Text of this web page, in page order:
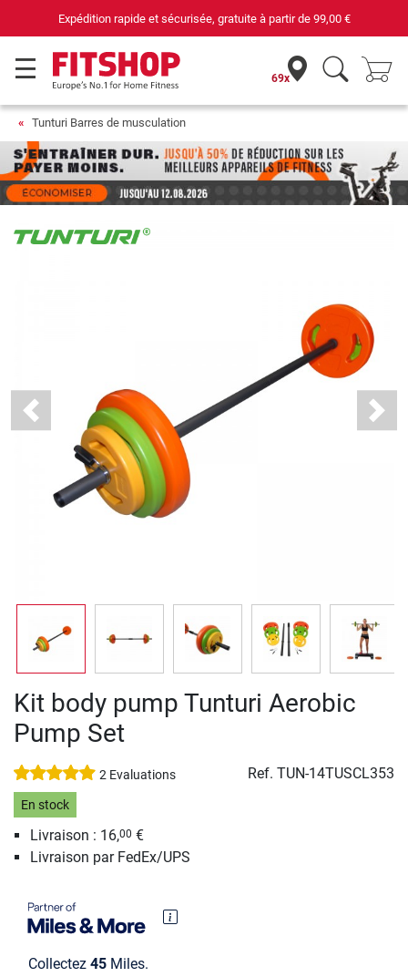
Expédition rapide et sécurisée, gratuite à partir de 99,00 €
69x
Tunturi Barres de musculation
Previous Next
Kit body pump Tunturi Aerobic
Pump Set
2 Evaluations Ref. TUN-14TUSCL353
En stock
Livraison : 16,00 €
Livraison par FedEx/UPS
Collectez 45 Miles.